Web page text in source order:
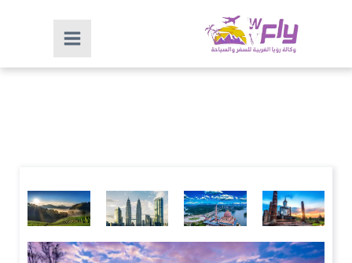
السياحه في
السياحه في
السياحة في
السياحة في